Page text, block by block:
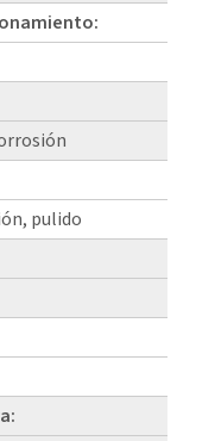
pulido